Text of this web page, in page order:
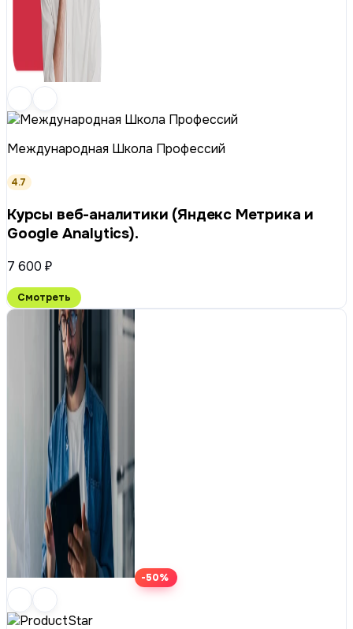
Международная Школа Профессий
4.7
Курсы веб-аналитики (Яндекс Метрика и
Google Analytics).
7 600 ₽
Смотреть
-50%